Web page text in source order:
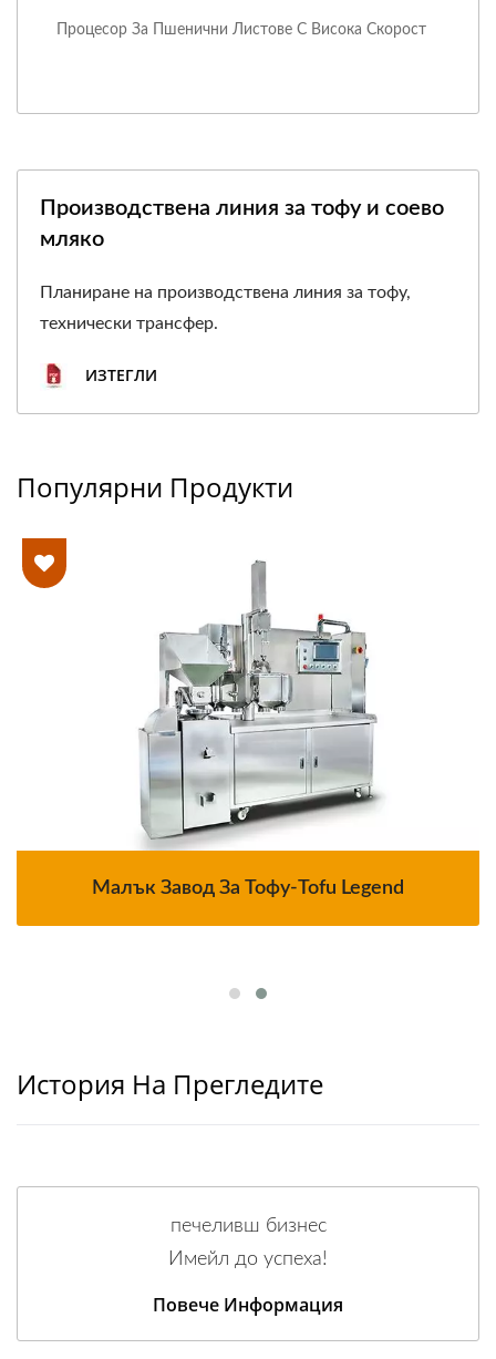
Процесор За Пшенични Листове С Висока Скорост
Производствена линия за тофу и соево
мляко
Планиране на производствена линия за тофу,
технически трансфер.
ИЗТЕГЛИ
Популярни Продукти
Малък Завод За Тофу-Tofu Legend
История На Прегледите
печеливш бизнес
Имейл до успеха!
Повече Информация